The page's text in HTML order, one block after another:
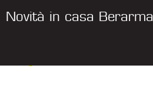
Novità in casa Berarma